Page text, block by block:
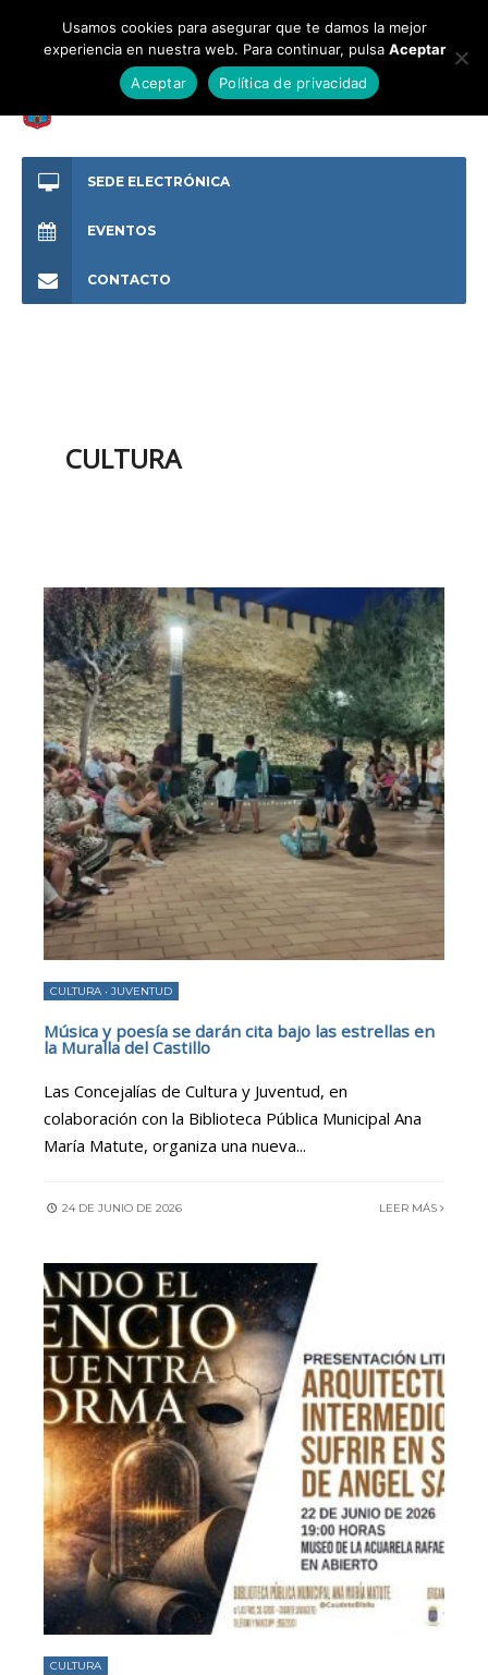
SEDE ELECTRÓNICA
EVENTOS
CONTACTO
CULTURA
CULTURA • JUVENTUD
Música y poesía se darán cita bajo las estrellas en
la Muralla del Castillo
Las Concejalías de Cultura y Juventud, en
colaboración con la Biblioteca Pública Municipal Ana
María Matute, organiza una nueva...
24 DE JUNIO DE 2026 LEER MÁS
CULTURA
Usamos cookies para asegurar que te damos la mejor
experiencia en nuestra web. Para continuar, pulsa Aceptar
Aceptar
Política de privacidad